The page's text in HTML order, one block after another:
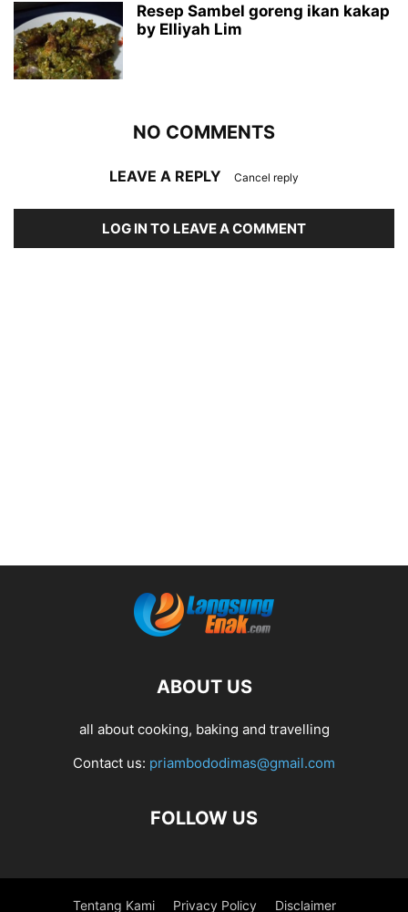
Resep Sambel goreng ikan kakap
by Elliyah Lim
NO COMMENTS
LEAVE A REPLY Cancel reply
LOG IN TO LEAVE A COMMENT
ABOUT US
all about cooking, baking and travelling
Contact us: priambododimas@gmail.com
FOLLOW US
Tentang Kami Privacy Policy Disclaimer